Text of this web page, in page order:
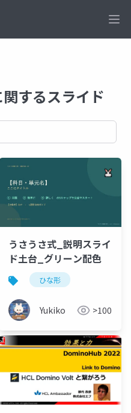
するスライド
うさうさ式_説明スライ
ド土台_グリーン配色
ひな形
Yukiko >100